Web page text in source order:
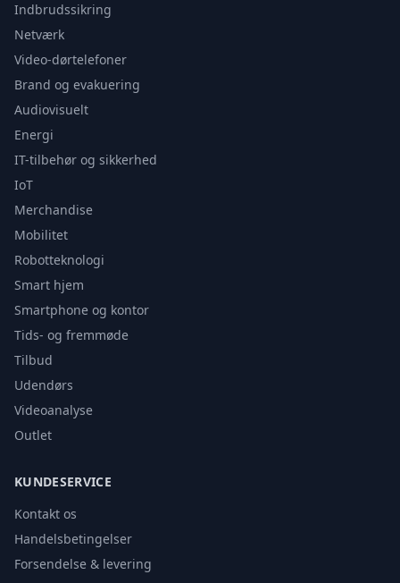
Indbrudssikring
Netværk
Video-dørtelefoner
Brand og evakuering
Audiovisuelt
Energi
IT-tilbehør og sikkerhed
IoT
Merchandise
Mobilitet
Robotteknologi
Smart hjem
Smartphone og kontor
Tids- og fremmøde
Tilbud
Udendørs
Videoanalyse
Outlet
KUNDESERVICE
Kontakt os
Handelsbetingelser
Forsendelse & levering